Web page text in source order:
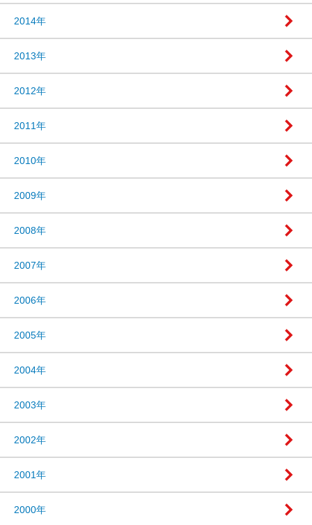
2014年
2013年
2012年
2011年
2010年
2009年
2008年
2007年
2006年
2005年
2004年
2003年
2002年
2001年
2000年